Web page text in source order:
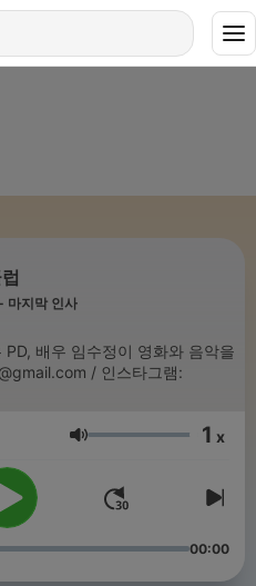
지막 인사
배우 임수정이 영화와 음악을
/ 인스타그램:
Volume 1 x
00:00